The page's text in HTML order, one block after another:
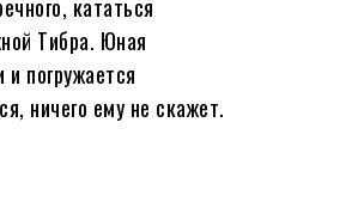
кататься
Тибра. Юная
погружается
ничего ему не скажет.